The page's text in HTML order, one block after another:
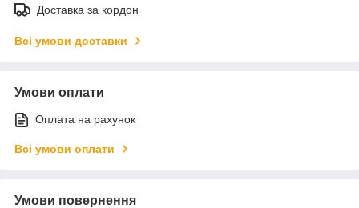
Доставка за кордон
Всі умови доставки
Умови оплати
Оплата на рахунок
Всі умови оплати
Умови повернення